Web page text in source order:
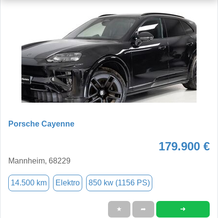
Porsche Cayenne
179.900 €
Mannheim, 68229
14.500 km Elektro 850 kw (1156 PS)
★ ➦ ➜